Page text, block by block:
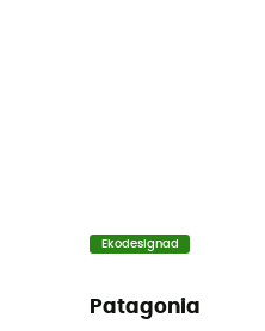
Ekodesignad
Patagonia